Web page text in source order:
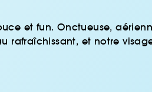
et fun. Onctueuse,
rafraîchissant, et notre